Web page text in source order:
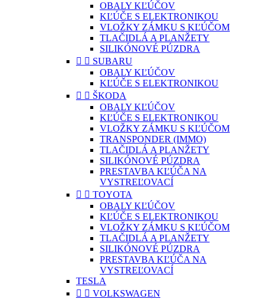
OBALY KĽÚČOV
KĽÚČE S ELEKTRONIKOU
VLOŽKY ZÁMKU S KĽÚČOM
TLAČIDLÁ A PLANŽETY
SILIKÓNOVÉ PÚZDRA
  SUBARU
OBALY KĽÚČOV
KĽÚČE S ELEKTRONIKOU
  ŠKODA
OBALY KĽÚČOV
KĽÚČE S ELEKTRONIKOU
VLOŽKY ZÁMKU S KĽÚČOM
TRANSPONDER (IMMO)
TLAČIDLÁ A PLANŽETY
SILIKÓNOVÉ PÚZDRA
PRESTAVBA KĽÚČA NA
VYSTREĽOVACÍ
  TOYOTA
OBALY KĽÚČOV
KĽÚČE S ELEKTRONIKOU
VLOŽKY ZÁMKU S KĽÚČOM
TLAČIDLÁ A PLANŽETY
SILIKÓNOVÉ PÚZDRA
PRESTAVBA KĽÚČA NA
VYSTREĽOVACÍ
TESLA
  VOLKSWAGEN